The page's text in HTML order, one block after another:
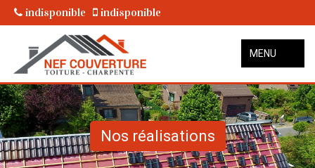
indisponible indisponible
MENU
Nos réalisations